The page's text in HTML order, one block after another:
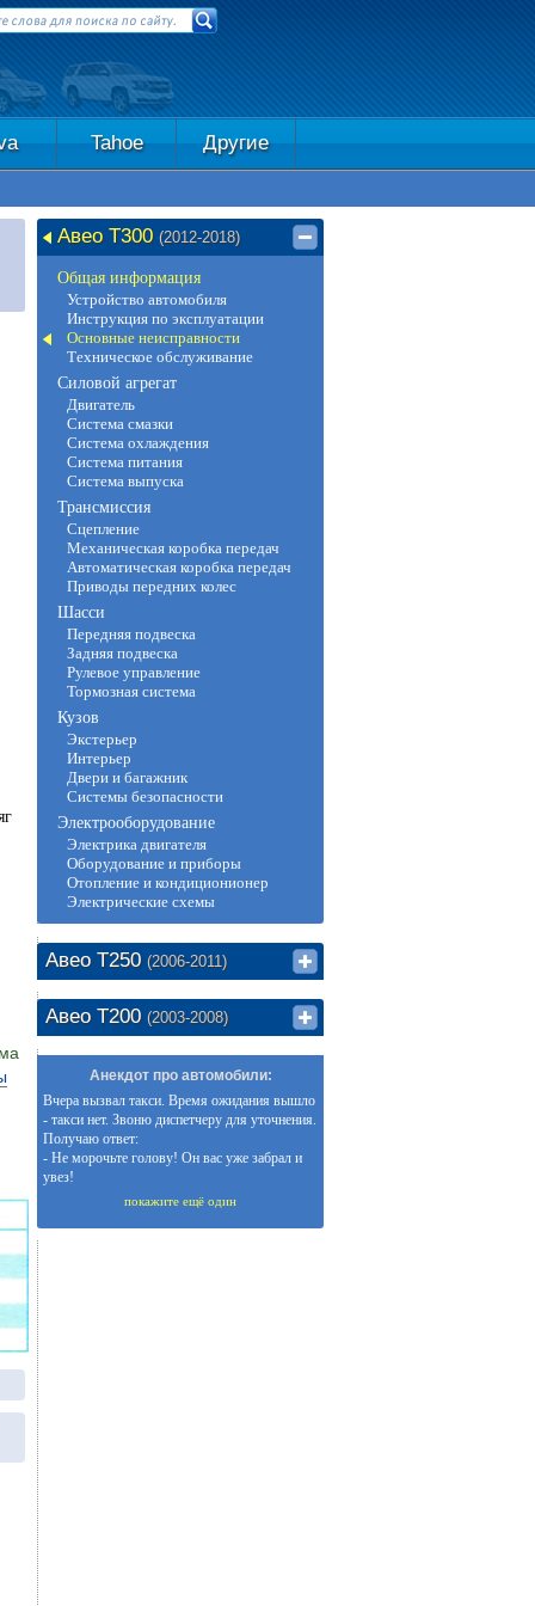
Tahoe Другие
Авео Т300 (2012-2018)
Общая информация
Устройство автомобиля
Инструкция по эксплуатации
Основные неисправности
Техническое обслуживание
Силовой агрегат
Двигатель
Система смазки
Система охлаждения
Система питания
Система выпуска
Трансмиссия
Сцепление
Механическая коробка передач
Автоматическая коробка передач
Приводы передних колес
Шасси
Передняя подвеска
Задняя подвеска
Рулевое управление
Тормозная система
Кузов
Экстерьер
Интерьер
Двери и багажник
Системы безопасности
Электрооборудование
Электрика двигателя
Оборудование и приборы
Отопление и кондиционионер
Электрические схемы
Авео Т250 (2006-2011)
Авео Т200 (2003-2008)
Анекдот про автомобили:
Вчера вызвал такси. Время ожидания вышло
- такси нет. Звоню диспетчеру для уточнения.
Получаю ответ:
- Не морочьте голову! Он вас уже забрал и
увез!
покажите ещё один